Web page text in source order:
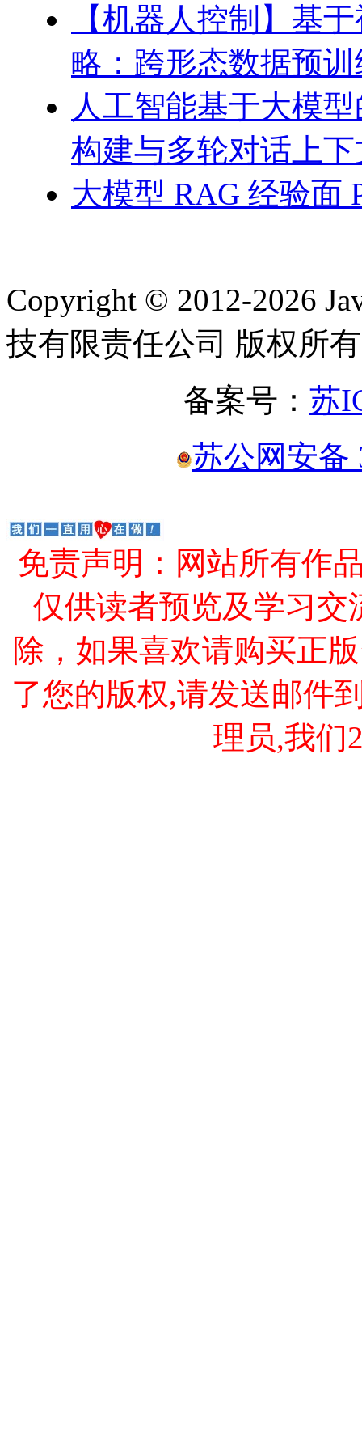
【机器人控制】基
略：跨形态数据预
人工智能基于大模
构建与多轮对话上
大模型 RAG 经验面
Copyright © 2012-2026
技有限责任公司 版权所有
备案号： 苏
苏公网安备
免责声明：网站所有作
仅供读者预览及学习交
除，如果喜欢请购买正
了您的版权,请发送邮件
理员,我们